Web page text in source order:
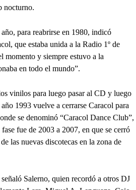
nocturno.
para reabrirse en 1980, indicó
que estaba unida a la Radio 1º de
momento y siempre estuvo a la
en todo el mundo”.
vinilos para luego pasar al CD y luego
1993 vuelve a cerrarse Caracol para
se denominó “Caracol Dance Club”,
fue de 2003 a 2007, en que se cerró
las nuevas discotecas en la zona de
Salerno, quien recordó a otros DJ